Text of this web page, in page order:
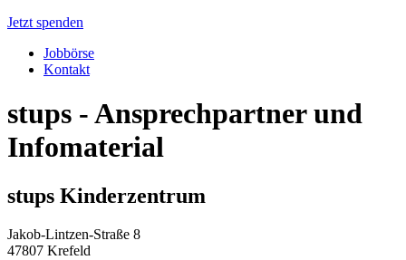
Jetzt spenden
Jobbörse
Kontakt
stups - Ansprechpartner und
Infomaterial
stups Kinderzentrum
Jakob-Lintzen-Straße 8
47807 Krefeld